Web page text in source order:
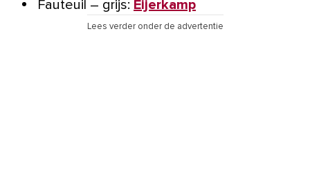
Fauteuil – grijs: Eijerkamp
Lees verder onder de advertentie